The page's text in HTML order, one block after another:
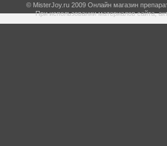
© MisterJoy.ru 2009 Онлайн магазин
При использовании материалов сайта,